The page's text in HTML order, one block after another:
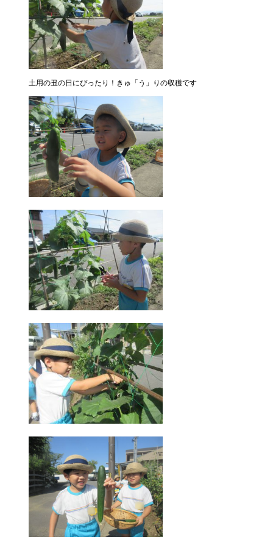
土用の丑の日にぴったり！きゅ「う」りの収穫です